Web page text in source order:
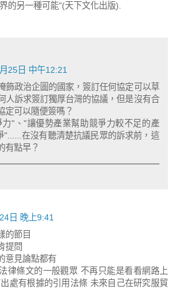
的另一種可能"(天下文化出版).
25日 中午12:21
飾政治企圖的國家，簽訂任何協定可以草
人訴求簽訂獨厚台灣的協議，但是沒有合
定可以隨便簽嗎？
"、"讓優勢產業幫助競爭力較不足的產
"......在沒有聽清楚抗議民眾的訴求前，這
有點早？
日 晚上9:41
的節目
提問
意見論點都有
律條文的一般觀眾 不再只能是看看網路上
處有根據的引用法條 未來自己在研究服貿